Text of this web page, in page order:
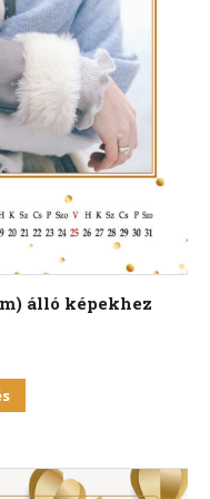
álló képekhez
több